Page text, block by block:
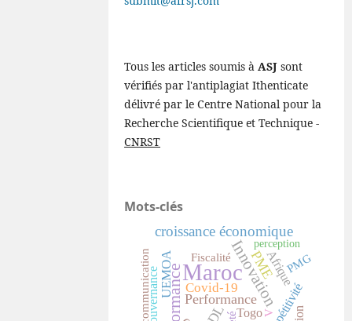
Tous les articles soumis àASJ sont
vérifiés par l'antiplagiat Ithenticate
délivré par le Centre National pour la
Recherche Scientifique et Technique -
CNRST
Mots-clés
MarocInnovation
croissance économique
Performance
PME
Covid-19
UEMOA Afrique
Gouvernance Togo
communication Fiscalité
V
PMG
perception